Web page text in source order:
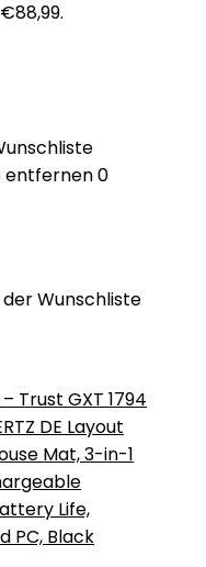
entfernen0
Wunschliste